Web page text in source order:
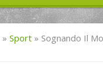
» Sport » Sognando Il